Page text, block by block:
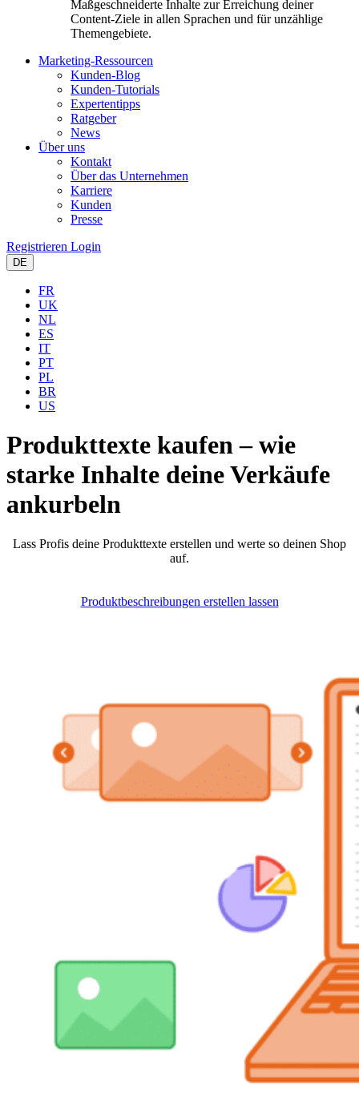
Maßgeschneiderte Inhalte zur Erreichung deiner
Content-Ziele in allen Sprachen und für unzählige
Themengebiete.
Marketing-Ressourcen
Kunden-Blog
Kunden-Tutorials
Expertentipps
Ratgeber
News
Über uns
Kontakt
Über das Unternehmen
Karriere
Kunden
Presse
Registrieren Login
DE
FR
UK
NL
ES
IT
PT
PL
BR
US
Produkttexte kaufen –wie
starke Inhalte deine Verkäufe
ankurbeln
Lass Profis deine Produkttexte erstellen und werte so deinen Shop
auf.
Produktbeschreibungen erstellen lassen